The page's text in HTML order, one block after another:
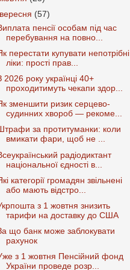
вересня (57)
пенсії особам під час
перебування на повно...
перестати купувати непотрібні
ліки: прості прав...
2026 року українці 40+
проходитимуть чекапи здор...
зменшити ризик серцево-
судинних хвороб — рекоме...
за протитуманки: коли
вмикати фари, щоб не ...
радіодиктант
національної єдності в...
категорії громадян звільнені
або мають відстро...
з 1 жовтня знизить
тарифи на доставку до США
що банк може заблокувати
рахунок
з 1 жовтня Пенсійний фонд
України проведе розр...